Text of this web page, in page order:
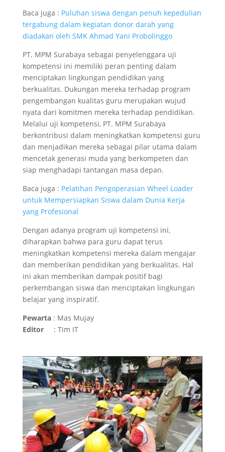
Baca juga : Puluhan siswa dengan penuh kepedulian
tergabung dalam kegiatan donor darah yang
diadakan oleh SMK Ahmad Yani Probolinggo
PT. MPM Surabaya sebagai penyelenggara uji
kompetensi ini memiliki peran penting dalam
menciptakan lingkungan pendidikan yang
berkualitas. Dukungan mereka terhadap program
pengembangan kualitas guru merupakan wujud
nyata dari komitmen mereka terhadap pendidikan.
Melalui uji kompetensi, PT. MPM Surabaya
berkontribusi dalam meningkatkan kompetensi guru
dan menjadikan mereka sebagai pilar utama dalam
mencetak generasi muda yang berkompeten dan
siap menghadapi tantangan masa depan.
Baca juga : Pelatihan Pengoperasian Wheel Loader
untuk Mempersiapkan Siswa dalam Dunia Kerja
yang Profesional
Dengan adanya program uji kompetensi ini,
diharapkan bahwa para guru dapat terus
meningkatkan kompetensi mereka dalam mengajar
dan memberikan pendidikan yang berkualitas. Hal
ini akan memberikan dampak positif bagi
perkembangan siswa dan menciptakan lingkungan
belajar yang inspiratif.
Pewarta: Mas Mujay
Editor : Tim IT